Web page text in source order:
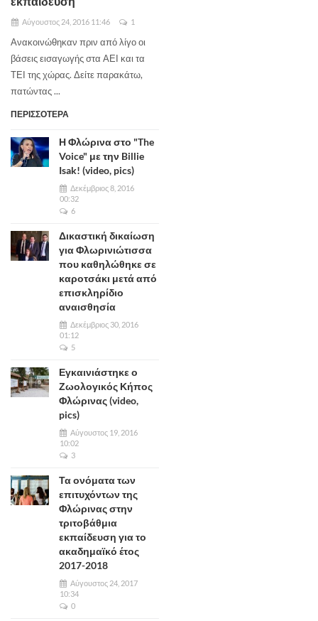
Αύγουστος 24, 2016 11:46 1
Ανακοινώθηκαν πριν από λίγο οι
βάσεις εισαγωγής στα ΑΕΙ και τα
ΤΕΙ της χώρας. Δείτε παρακάτω,
πατώντας ...
ΠΕΡΙΣΣΟΤΕΡΑ
Η Φλώρινα στο "The
Voice" με την Billie
Isak! (video, pics)
Δεκέμβριος 8, 2016
00:32
6
Δικαστική δικαίωση
για Φλωρινιώτισσα
που καθηλώθηκε σε
καροτσάκι μετά από
επισκληρίδιο
αναισθησία
Δεκέμβριος 30, 2016
01:12
5
Εγκαινιάστηκε ο
Ζωολογικός Κήπος
Φλώρινας (video,
pics)
Αύγουστος 19, 2016
10:02
3
Τα ονόματα των
επιτυχόντων της
Φλώρινας στην
τριτοβάθμια
εκπαίδευση για το
ακαδημαϊκό έτος
2017-2018
Αύγουστος 24, 2017
10:34
0